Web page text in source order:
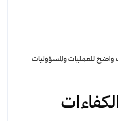
للعمليات والمسؤوليات